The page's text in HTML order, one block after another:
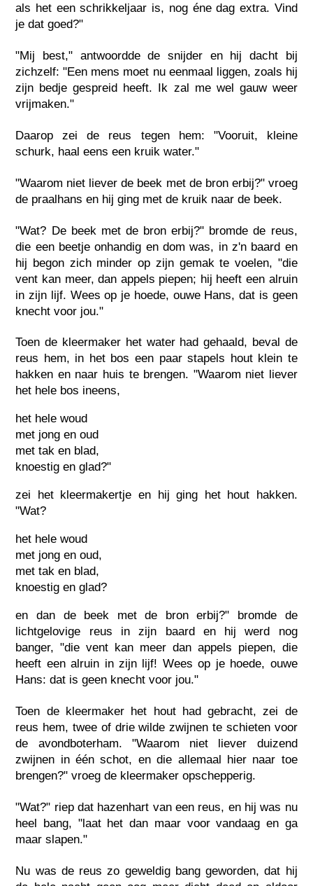
als het een schrikkeljaar is, nog éne dag extra. Vind
je dat goed?"
"Mij best," antwoordde de snijder en hij dacht bij
zichzelf: "Een mens moet nu eenmaal liggen, zoals hij
zijn bedje gespreid heeft. Ik zal me wel gauw weer
vrijmaken."
Daarop zei de reus tegen hem: "Vooruit, kleine
schurk, haal eens een kruik water."
"Waarom niet liever de beek met de bron erbij?" vroeg
de praalhans en hij ging met de kruik naar de beek.
"Wat? De beek met de bron erbij?" bromde de reus,
die een beetje onhandig en dom was, in z'n baard en
hij begon zich minder op zijn gemak te voelen, "die
vent kan meer, dan appels piepen; hij heeft een alruin
in zijn lijf. Wees op je hoede, ouwe Hans, dat is geen
knecht voor jou."
Toen de kleermaker het water had gehaald, beval de
reus hem, in het bos een paar stapels hout klein te
hakken en naar huis te brengen. "Waarom niet liever
het hele bos ineens,
het hele woud
met jong en oud
met tak en blad,
knoestig en glad?"
zei het kleermakertje en hij ging het hout hakken.
"Wat?
het hele woud
met jong en oud,
met tak en blad,
knoestig en glad?
en dan de beek met de bron erbij?" bromde de
lichtgelovige reus in zijn baard en hij werd nog
banger, "die vent kan meer dan appels piepen, die
heeft een alruin in zijn lijf! Wees op je hoede, ouwe
Hans: dat is geen knecht voor jou."
Toen de kleermaker het hout had gebracht, zei de
reus hem, twee of drie wilde zwijnen te schieten voor
de avondboterham. "Waarom niet liever duizend
zwijnen in één schot, en die allemaal hier naar toe
brengen?" vroeg de kleermaker opschepperig.
"Wat?" riep dat hazenhart van een reus, en hij was nu
heel bang, "laat het dan maar voor vandaag en ga
maar slapen."
Nu was de reus zo geweldig bang geworden, dat hij